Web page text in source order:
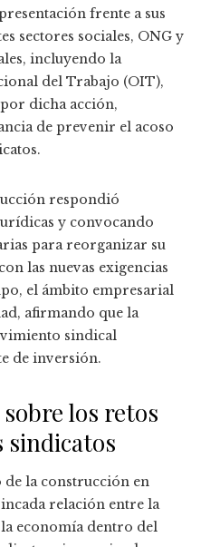
frente a sus
sectores sociales, ONG y
incluyendo la
del Trabajo (OIT),
dicha acción,
de prevenir el acoso
respondió
y convocando
para reorganizar su
las nuevas exigencias
el ámbito empresarial
afirmando que la
sindical
de inversión.
los retos
sindicatos
de la construcción en
relación entre la
economía dentro del